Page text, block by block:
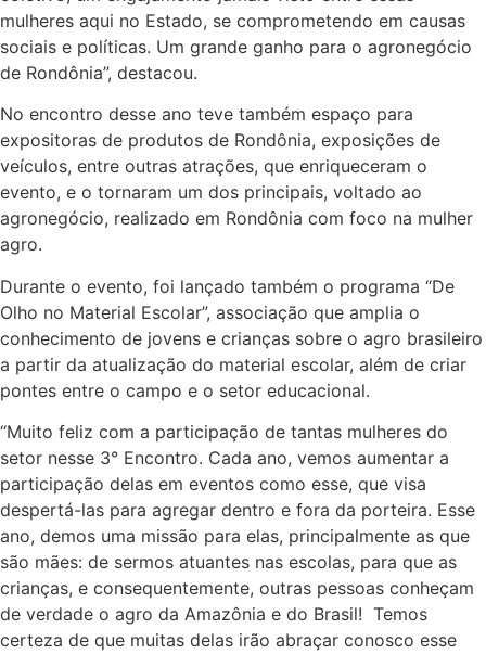
mulheres aqui no Estado, se comprometendo em causas
sociais e políticas. Um grande ganho para o agronegócio
de Rondônia”, destacou.
No encontro desse ano teve também espaço para
expositoras de produtos de Rondônia, exposições de
veículos, entre outras atrações, que enriqueceram o
evento, e o tornaram um dos principais, voltado ao
agronegócio, realizado em Rondônia com foco na mulher
agro.
Durante o evento, foi lançado também o programa “De
Olho no Material Escolar”, associação que amplia o
conhecimento de jovens e crianças sobre o agro brasileiro
a partir da atualização do material escolar, além de criar
pontes entre o campo e o setor educacional.
“Muito feliz com a participação de tantas mulheres do
setor nesse 3° Encontro. Cada ano, vemos aumentar a
participação delas em eventos como esse, que visa
despertá-las para agregar dentro e fora da porteira. Esse
ano, demos uma missão para elas, principalmente as que
são mães: de sermos atuantes nas escolas, para que as
crianças, e consequentemente, outras pessoas conheçam
de verdade o agro da Amazônia e do Brasil! Temos
certeza de que muitas delas irão abraçar conosco esse